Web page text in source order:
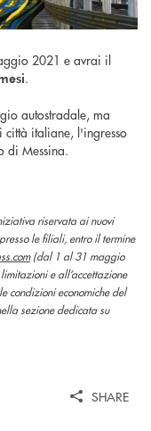
2021 e avrai il
.
autostradale, ma
città italiane, l'ingresso
di Messina.
riservata ai nuovi
le filiali, entro il termine
(dal 1 al 31 maggio
e all’accettazione
condizioni economiche del
sezione dedicata su
SHARE